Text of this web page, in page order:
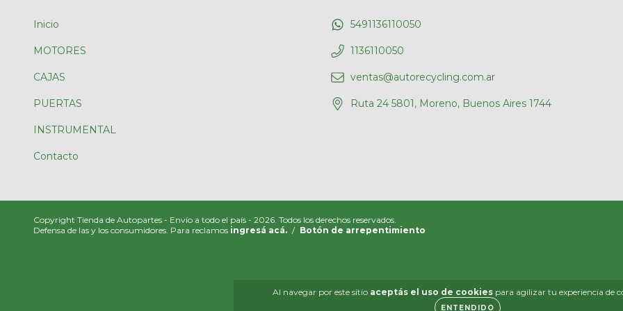
Al navegar por este sitio aceptás el uso de cookies para agilizar tu experiencia de
ENTENDIDO
Inicio
MOTORES
CAJAS
PUERTAS
INSTRUMENTAL
Contacto
5491136110050
1136110050
ventas@autorecycling.com.ar
Ruta 24 5801, Moreno, Buenos Aires 1744
Copyright Tienda de Autopartes - Envío a todo el país - 2026. Todos los derechos reservados.
Defensa de las y los consumidores. Para reclamos ingresá acá. / Botón de arrepentimiento